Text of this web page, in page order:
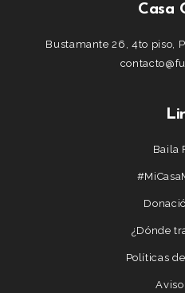
Casa
Bustamante 26, 4to piso,
Baila
¿Dónde
Políticas